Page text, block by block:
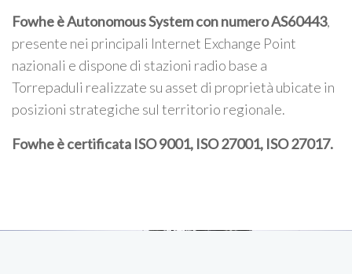
Fowhe è Autonomous System con numero AS60443,
presente nei principali Internet Exchange Point
nazionali e dispone di stazioni radio base a
Torrepaduli realizzate su asset di proprietà ubicate in
posizioni strategiche sul territorio regionale.
Fowhe è certificata ISO 9001, ISO 27001, ISO 27017.